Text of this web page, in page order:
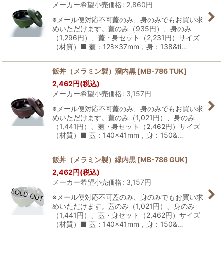
メーカー希望小売価格: 2,860円
※メール便対応不可蓋のみ、身のみでもお買い求
めいただけます。蓋のみ（935円）、身のみ
（1,296円）、蓋・身セット（2,231円）サイズ
（材質）■ 蓋：128×37mm，身：138&ti…
飯丼（メラミン製）溜内黒 [MB-786 TUK]
2,462円(税込)
メーカー希望小売価格: 3,157円
※メール便対応不可蓋のみ、身のみでもお買い求
めいただけます。蓋のみ（1,021円）、身のみ
（1,441円）、蓋・身セット（2,462円）サイズ
（材質）■ 蓋：140×41mm，身：150&…
飯丼（メラミン製）緑内黒 [MB-786 GUK]
2,462円(税込)
メーカー希望小売価格: 3,157円
※メール便対応不可蓋のみ、身のみでもお買い求
めいただけます。蓋のみ（1,021円）、身のみ
（1,441円）、蓋・身セット（2,462円）サイズ
（材質）■ 蓋：140×41mm，身：150&…